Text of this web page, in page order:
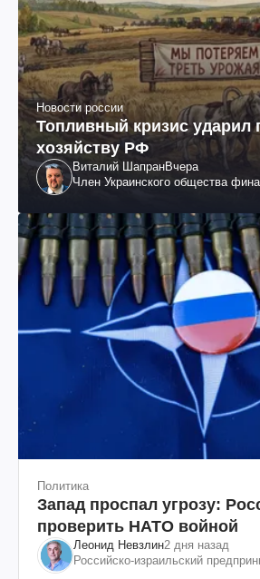
Новости россии
Топливный кризис ударил
хозяйству РФ
Виталий ШапранВчера
Член Украинского общества
Политика
Запад проспал угрозу:
проверить НАТО войной
Леонид Невзлин2 дня назад
Российско-израильский